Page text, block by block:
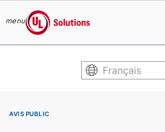
menu
UL Solutions
Français
AVIS PUBLIC